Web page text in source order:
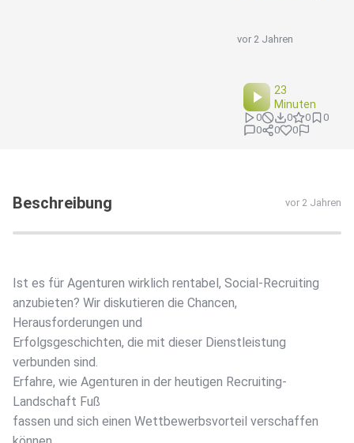
vor 2 Jahren
23
Minuten
0 0 0
0
0
0 0
Beschreibung vor 2 Jahren
Ist es für Agenturen wirklich rentabel, Social-Recruiting
anzubieten? Wir diskutieren die Chancen,
Herausforderungen und
Erfolgsgeschichten, die mit dieser Dienstleistung
verbunden sind.
Erfahre, wie Agenturen in der heutigen Recruiting-
Landschaft Fuß
fassen und sich einen Wettbewerbsvorteil verschaffen